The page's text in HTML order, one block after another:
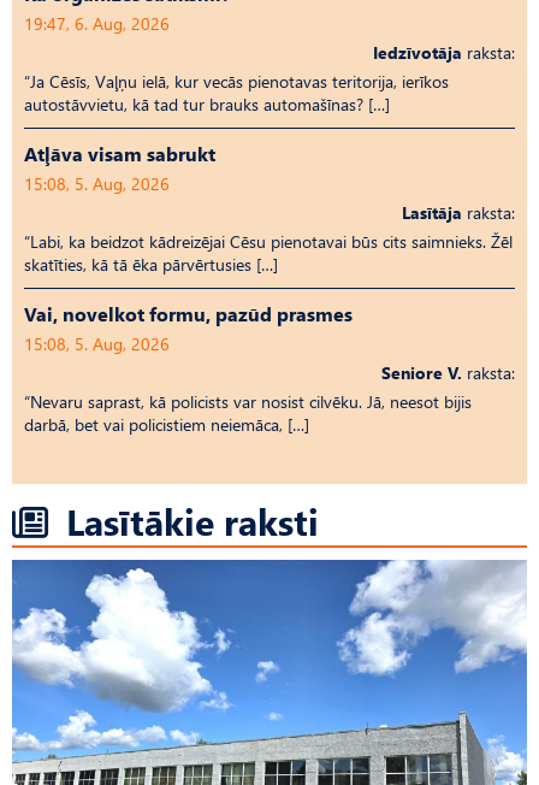
19:47, 6. Aug, 2026
Iedzīvotāja raksta:
“Ja Cēsīs, Vaļņu ielā, kur vecās pienotavas teritorija, ierīkos
autostāvvietu, kā tad tur brauks automašīnas? […]
Atļāva visam sabrukt
15:08, 5. Aug, 2026
Lasītāja raksta:
“Labi, ka beidzot kādreizējai Cēsu pienotavai būs cits saimnieks. Žēl
skatīties, kā tā ēka pārvērtusies […]
Vai, novelkot formu, pazūd prasmes
15:08, 5. Aug, 2026
Seniore V. raksta:
“Nevaru saprast, kā policists var nosist cilvēku. Jā, neesot bijis
darbā, bet vai policistiem neiemāca, […]
Lasītākie raksti